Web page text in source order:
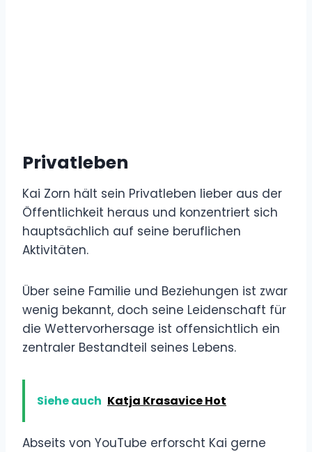
Privatleben
Kai Zorn hält sein Privatleben lieber aus der
Öffentlichkeit heraus und konzentriert sich
hauptsächlich auf seine beruflichen
Aktivitäten.
Über seine Familie und Beziehungen ist zwar
wenig bekannt, doch seine Leidenschaft für
die Wettervorhersage ist offensichtlich ein
zentraler Bestandteil seines Lebens.
Siehe auch Katja Krasavice Hot
Abseits von YouTube erforscht Kai gerne